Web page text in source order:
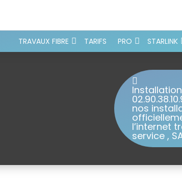
TRAVAUX FIBRE TARIFS PRO STARLINK
nos
l’internet
service ,